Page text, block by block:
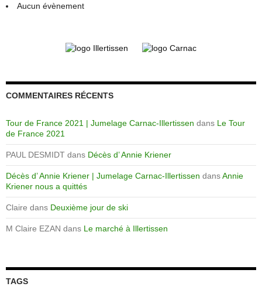
Aucun évènement
COMMENTAIRES RÉCENTS
Tour de France 2021 | Jumelage Carnac-Illertissen dans Le Tour
de France 2021
PAUL DESMIDT dans Décès d’ Annie Kriener
Décès d’ Annie Kriener | Jumelage Carnac-Illertissen dansAnnie
Kriener nous a quittés
Claire dans Deuxième jour de ski
M Claire EZAN dans Le marché à Illertissen
TAGS